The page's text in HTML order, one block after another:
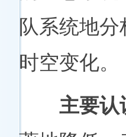
队系统地
时空变化。
主要认